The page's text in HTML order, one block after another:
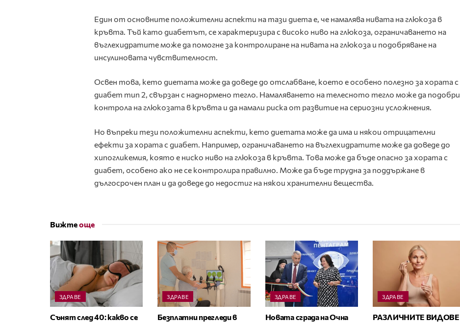
Един от основните положителни аспекти на тази диета е, че намалява нивата на глюкоза в
кръвта. Тъй като диабетът, се характеризира с високо ниво на глюкоза, ограничаването на
въглехидратите може да помогне за контролиране на нивата на глюкоза и подобряване на
инсулиновата чувствителност.
Освен това, кето диетата може да доведе до отслабване, което е особено полезно за хората с
диабет тип 2, свързан с наднормено тегло. Намаляването на телесното тегло може да подобри
контрола на глюкозата в кръвта и да намали риска от развитие на сериозни усложнения.
Но въпреки тези положителни аспекти, кето диетата може да има и някои отрицателни
ефекти за хората с диабет. Например, ограничаването на въглехидратите може да доведе до
хипогликемия, която е ниско ниво на глюкоза в кръвта. Това може да бъде опасно за хората с
диабет, особено ако не се контролира правилно. Може да бъде трудна за поддържане в
дългосрочен план и да доведе до недостиг на някои хранителни вещества.
Вижтеоще
ЗДРАВЕ
Сънят след 40: какво се
ЗДРАВЕ
Безплатни прегледи в
ЗДРАВЕ
Новата сграда на Очна
ЗДРАВЕ
РАЗЛИЧНИТЕ ВИДОВЕ